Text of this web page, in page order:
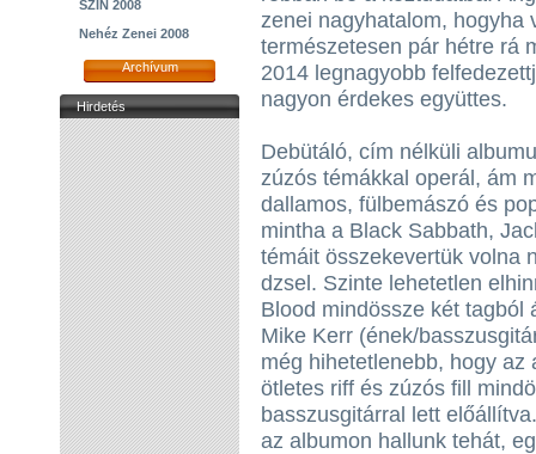
SZIN 2008
Nehéz Zenei 2008
Archívum
Hirdetés
zenei nagyhatalom, hogyha
természetesen pár hétre rá
2014 legnagyobb
nagyon érdekes együttes.
Debütáló, cím nélküli
zúzós témákkal operál, ám
dallamos, fülbemászó és
mintha a Black Sabbath,
témáit összekevertük volna
dzsel. Szinte lehetetlen
Blood mindössze két tagból
Mike Kerr (ének/
még hihetetlenebb, hogy
ötletes riff és zúzós fill
basszusgitárral lett
az albumon hallunk tehát,